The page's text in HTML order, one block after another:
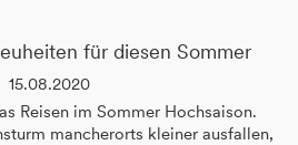
für diesen Sommer
15.08.2020
Reisen im Sommer Hochsaison.
mancherorts kleiner ausfallen,